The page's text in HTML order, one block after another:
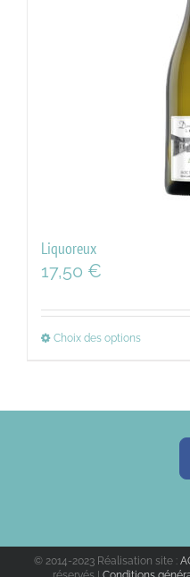
Liquoreux
17,50 €
Choix des options
© 2014-2023 Réalisation site :